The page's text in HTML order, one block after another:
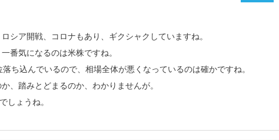
シア開戦、コロナもあり、ギクシャクしていますね。
番気になるのは米株ですね。
ち込んでいるので、相場全体が悪くなっているのは確かですね。
、踏みとどまるのか、わかりませんが。
しょうね。